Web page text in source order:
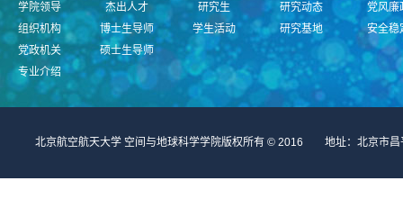
学院领导
组织机构
党政机关
专业介绍
杰出人才
博士生导师
硕士生导师
研究生
学生活动
研究动态
研究基地
党风廉
安全稳
北京航空航天大学 空间与地球科学学院版权所有 © 2016 地址：北京